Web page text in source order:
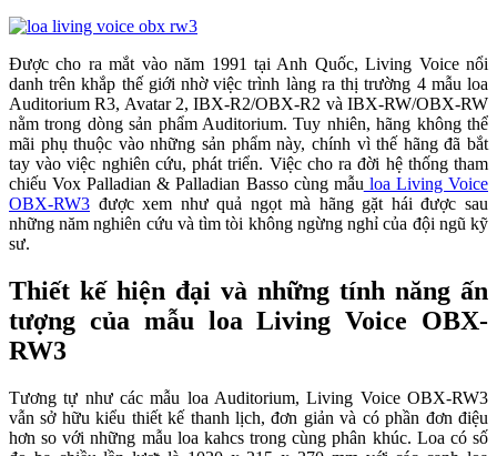
Được cho ra mắt vào năm 1991 tại Anh Quốc, Living Voice nổi
danh trên khắp thế giới nhờ việc trình làng ra thị trường 4 mẫu loa
Auditorium R3, Avatar 2, IBX-R2/OBX-R2 và IBX-RW/OBX-RW
nằm trong dòng sản phẩm Auditorium. Tuy nhiên, hãng không thể
mãi phụ thuộc vào những sản phẩm này, chính vì thế hãng đã bắt
tay vào việc nghiên cứu, phát triển. Việc cho ra đời hệ thống tham
chiếu Vox Palladian & Palladian Basso cùng mẫuloa Living Voice
OBX-RW3 được xem như quả ngọt mà hãng gặt hái được sau
những năm nghiên cứu và tìm tòi không ngừng nghỉ của đội ngũ kỹ
sư.
Thiết kế hiện đại và những tính năng ấn
tượng của mẫu loa Living Voice OBX-
RW3
Tương tự như các mẫu loa Auditorium, Living Voice OBX-RW3
vẫn sở hữu kiểu thiết kế thanh lịch, đơn giản và có phần đơn điệu
hơn so với những mẫu loa kahcs trong cùng phân khúc. Loa có số